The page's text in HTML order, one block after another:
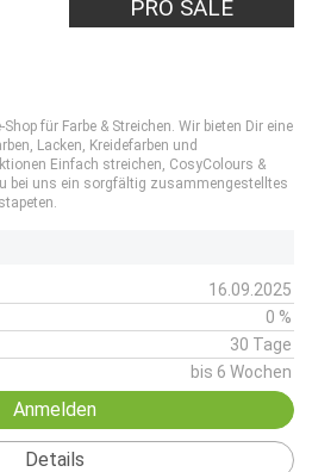
PRO SALE
für Farbe & Streichen. Wir bieten Dir eine
Lacken, Kreidefarben und
Einfach streichen, CosyColours &
bei uns ein sorgfältig zusammengestelltes
16.09.2025
0 %
30 Tage
bis 6 Wochen
Anmelden
Details